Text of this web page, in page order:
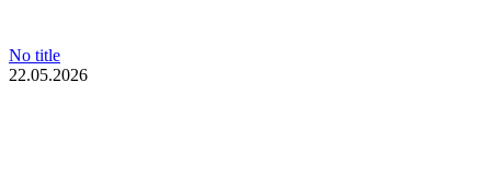
No title
22.05.2026